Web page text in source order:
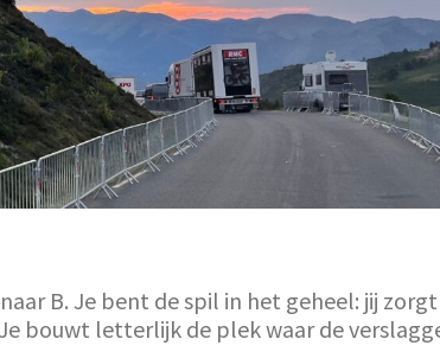
B. Je bent de spil in het geheel: jij
bouwt letterlijk de plek waar de